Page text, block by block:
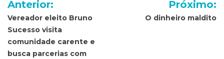
de
Post
Anterior:
Vereador eleito Bruno
Sucesso visita
comunidade carente e
busca parcerias com
Próximo:
O dinheiro maldito